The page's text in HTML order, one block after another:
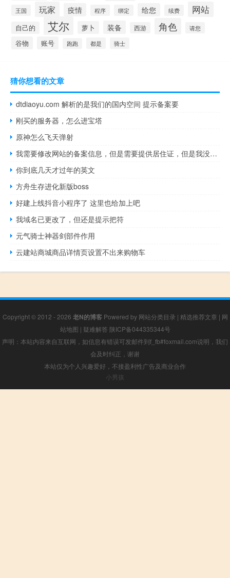
王国 玩家 疫情 程序 绑定 给您 续费 网站
自己的 艾尔 萝卜 装备 西游 角色 请您
谷物 账号 跑跑 都是 骑士
猜你想看的文章
dtdiaoyu.com 解析的是我们的国内空间 提示备案要
刚买的服务器，怎么进宝塔
原神怎么飞天弹射
我需要修改网站的备案信息，但是需要提供居住证，但是我没有居住
你到底几天才过年的英文
方舟生存进化新版boss
好建上线抖音小程序了 这里也给加上吧
我域名已更改了，但还是提示把符
元气骑士神器剑部件作用
云建站商城商品详情页设置不出来购物车
Copyright © 2012 - 2026 老N的博客Powered by 网站分类目录 | 精选推荐文章 | 网
站地图 | 疑难解答 陕ICP备044335344号
声明：本站内容来自互联网，如信息有错误可发邮件到f_fb#foxmail.com说明，我们
会及时纠正，谢谢
本站仅为个人兴趣爱好，不接盈利性广告及商业合作
小男孩